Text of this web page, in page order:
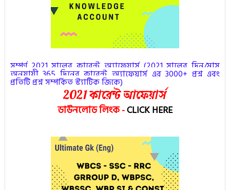
সম্পূর্ণ 2021 সালের কারেন্ট অ্যাফেয়ার্স (2021 সালের দিন/মাস
অনুযায়ী 365 দিনের কারেন্ট অ্যাফেয়ার্স এর 3000+ প্রশ্ন এবং
প্রতিটি প্রশ্ন সম্পর্কিত স্ট্যাটিক জিকে)
2021 কারেন্ট আফেয়ার্স
ডাউনলোড লিংক-CLICK HERE